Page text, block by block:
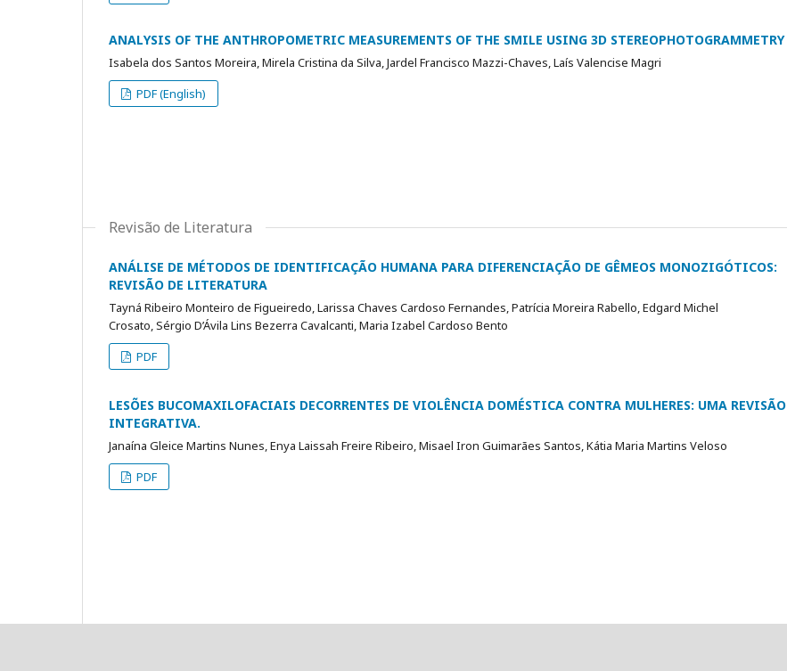
ANALYSIS OF THE ANTHROPOMETRIC MEASUREMENTS OF THE SMILE USING 3D STEREOPHOTOGRAMMETRY
Isabela dos Santos Moreira, Mirela Cristina da Silva, Jardel Francisco Mazzi-Chaves, Laís Valencise Magri
PDF (English)
Revisão de Literatura
ANÁLISE DE MÉTODOS DE IDENTIFICAÇÃO HUMANA PARA DIFERENCIAÇÃO DE GÊMEOS MONOZIGÓTICOS:
REVISÃO DE LITERATURA
Tayná Ribeiro Monteiro de Figueiredo, Larissa Chaves Cardoso Fernandes, Patrícia Moreira Rabello, Edgard Michel
Crosato, Sérgio D’Ávila Lins Bezerra Cavalcanti, Maria Izabel Cardoso Bento
PDF
LESÕES BUCOMAXILOFACIAIS DECORRENTES DE VIOLÊNCIA DOMÉSTICA CONTRA MULHERES: UMA REVISÃO
INTEGRATIVA.
Janaína Gleice Martins Nunes, Enya Laissah Freire Ribeiro, Misael Iron Guimarães Santos, Kátia Maria Martins Veloso
PDF